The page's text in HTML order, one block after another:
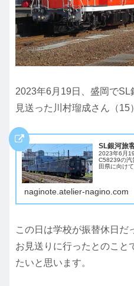
2023年6月19日、盛岡で
見送った川村瑠成さん（15
SL銀河旅
2023年6月
C58239の汽
田県に向け
naginote.atelier-nagino.com
この日は学校が振替休日だ
お見送りに行ったとのこと
たいと思います。